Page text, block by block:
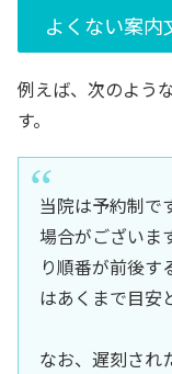
よくない案内
例えば、次のよう
す。
当院は予約制で
場合がございま
り順番が前後す
はあくまで目安
なお、遅刻され